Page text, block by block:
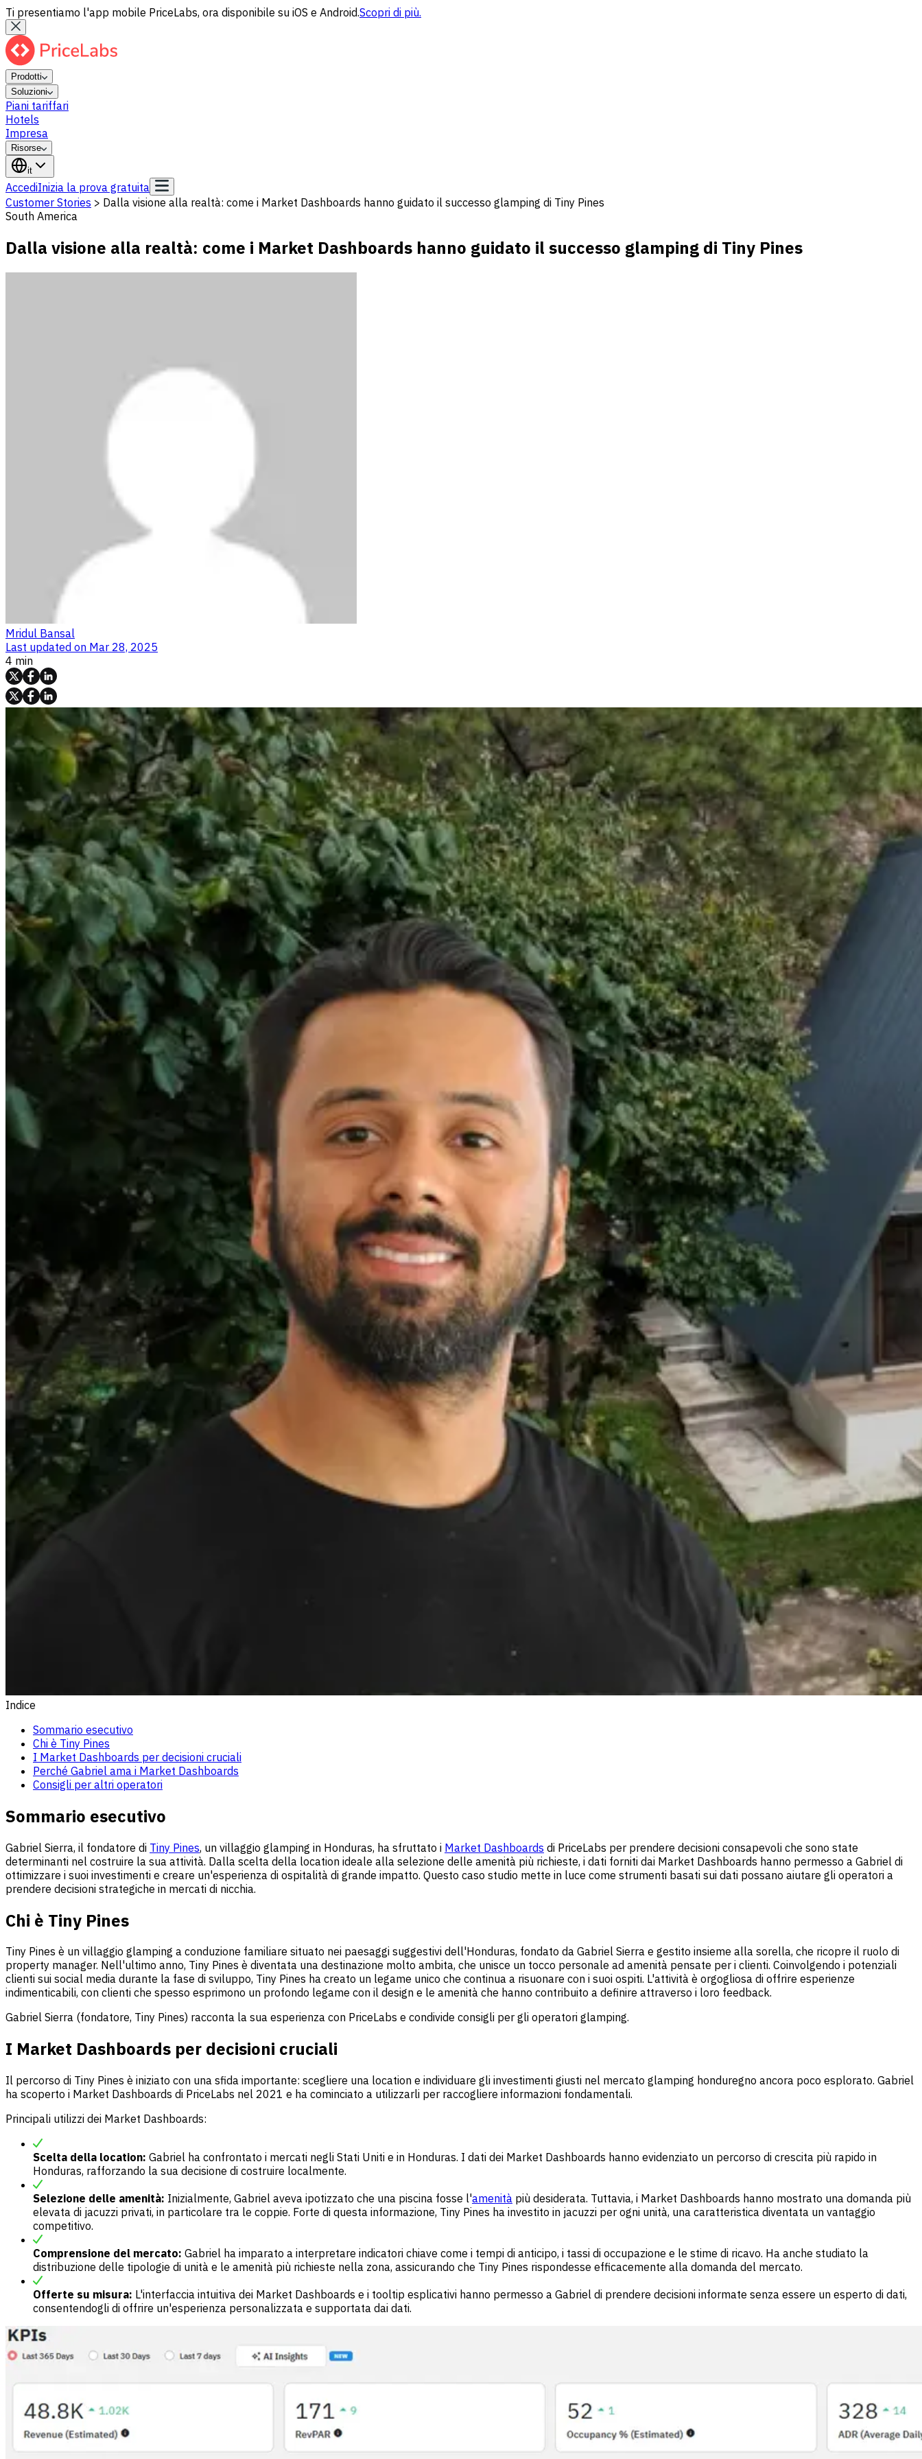
Ti presentiamo l'app mobile PriceLabs, ora disponibile su iOS e Android.Scopri di più.
Prodotti
Soluzioni
Piani tariffari
Hotels
Impresa
Risorse
it
AccediInizia la prova gratuita
Customer Stories > Dalla visione alla realtà: come i Market Dashboards hanno guidato il successo glamping di Tiny Pines
South America
Dalla visione alla realtà: come i Market Dashboards hanno guidato il successo glamping di Tiny Pines
Mridul Bansal
Last updated on Mar 28, 2025
4 min
Indice
Sommario esecutivo
Chi è Tiny Pines
I Market Dashboards per decisioni cruciali
Perché Gabriel ama i Market Dashboards
Consigli per altri operatori
Sommario esecutivo
Gabriel Sierra, il fondatore di Tiny Pines, un villaggio glamping in Honduras, ha sfruttato i Market Dashboards di PriceLabs per prendere decisioni consapevoli che sono state
determinanti nel costruire la sua attività. Dalla scelta della location ideale alla selezione delle amenità più richieste, i dati forniti dai Market Dashboards hanno permesso a Gabriel di
ottimizzare i suoi investimenti e creare un'esperienza di ospitalità di grande impatto. Questo caso studio mette in luce come strumenti basati sui dati possano aiutare gli operatori a
prendere decisioni strategiche in mercati di nicchia.
Chi è Tiny Pines
Tiny Pines è un villaggio glamping a conduzione familiare situato nei paesaggi suggestivi dell'Honduras, fondato da Gabriel Sierra e gestito insieme alla sorella, che ricopre il ruolo di
property manager. Nell'ultimo anno, Tiny Pines è diventata una destinazione molto ambita, che unisce un tocco personale ad amenità pensate per i clienti. Coinvolgendo i potenziali
clienti sui social media durante la fase di sviluppo, Tiny Pines ha creato un legame unico che continua a risuonare con i suoi ospiti. L'attività è orgogliosa di offrire esperienze
indimenticabili, con clienti che spesso esprimono un profondo legame con il design e le amenità che hanno contribuito a definire attraverso i loro feedback.
Gabriel Sierra (fondatore, Tiny Pines) racconta la sua esperienza con PriceLabs e condivide consigli per gli operatori glamping.
I Market Dashboards per decisioni cruciali
Il percorso di Tiny Pines è iniziato con una sfida importante: scegliere una location e individuare gli investimenti giusti nel mercato glamping honduregno ancora poco esplorato. Gabriel
ha scoperto i Market Dashboards di PriceLabs nel 2021 e ha cominciato a utilizzarli per raccogliere informazioni fondamentali.
Principali utilizzi dei Market Dashboards:
Scelta della location: Gabriel ha confrontato i mercati negli Stati Uniti e in Honduras. I dati dei Market Dashboards hanno evidenziato un percorso di crescita più rapido in
Honduras, rafforzando la sua decisione di costruire localmente.
Selezione delle amenità: Inizialmente, Gabriel aveva ipotizzato che una piscina fosse l'amenità più desiderata. Tuttavia, i Market Dashboards hanno mostrato una domanda più
elevata di jacuzzi privati, in particolare tra le coppie. Forte di questa informazione, Tiny Pines ha investito in jacuzzi per ogni unità, una caratteristica diventata un vantaggio
competitivo.
Comprensione del mercato: Gabriel ha imparato a interpretare indicatori chiave come i tempi di anticipo, i tassi di occupazione e le stime di ricavo. Ha anche studiato la
distribuzione delle tipologie di unità e le amenità più richieste nella zona, assicurando che Tiny Pines rispondesse efficacemente alla domanda del mercato.
Offerte su misura: L'interfaccia intuitiva dei Market Dashboards e i tooltip esplicativi hanno permesso a Gabriel di prendere decisioni informate senza essere un esperto di dati,
consentendogli di offrire un'esperienza personalizzata e supportata dai dati.